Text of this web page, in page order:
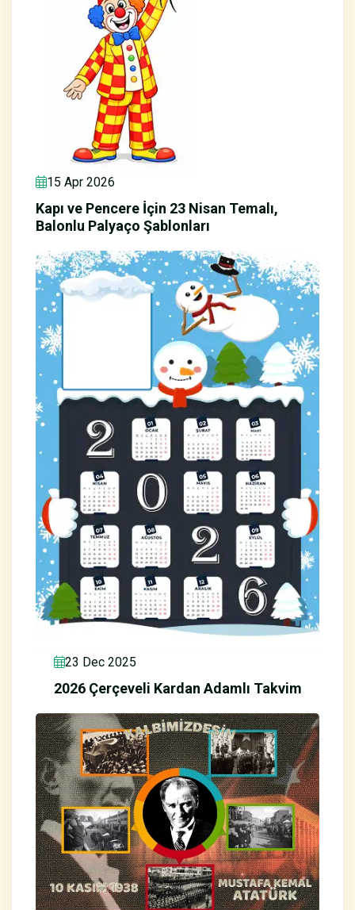
15 Apr 2026
Kapı ve Pencere İçin 23 Nisan Temalı,
Balonlu Palyaço Şablonları
23 Dec 2025
2026 Çerçeveli Kardan Adamlı Takvim